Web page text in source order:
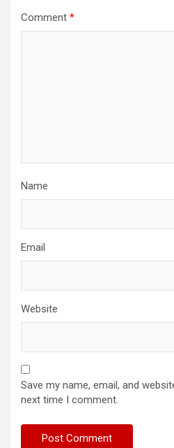
Comment *
Name
Email
Website
Save my name, email, and
next time I comment.